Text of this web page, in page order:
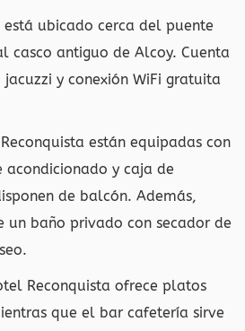
ubicado cerca del puente
casco antiguo de Alcoy. Cuenta
y conexión WiFi gratuita
están equipadas con
y caja de
de balcón. Además,
un baño privado con secador de
Reconquista ofrece platos
que el bar cafetería sirve